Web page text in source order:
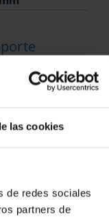
las cookies
de redes sociales
partners de